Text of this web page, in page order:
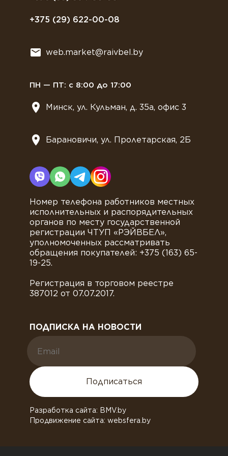
+375 (29) 622-00-08
web.market@raivbel.by
ПН — ПТ: с 8:00 до 17:00
Минск, ул. Кульман, д. 35а, офис 3
Барановичи, ул. Пролетарская, 2Б
Номер телефона работников местных
исполнительных и распорядительных
органов по месту государственной
регистрации ЧТУП «РЭЙВБЕЛ»,
уполномоченных рассматривать
обращения покупателей: +375 (163) 65-
19-25.
Регистрация в торговом реестре
387012 от 07.07.2017.
ПОДПИСКА НА НОВОСТИ
Подписаться
Разработка сайта: BMV.by
Продвижение сайта: websfera.by